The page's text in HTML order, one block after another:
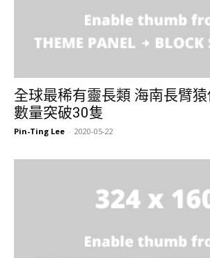
全球最稀有靈長類 海南長臂
數量突破30隻
Pin-Ting Lee - 2020-05-22